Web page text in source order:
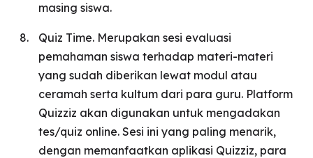
masing siswa.
Quiz Time. Merupakan sesi evaluasi
pemahaman siswa terhadap materi-materi
yang sudah diberikan lewat modul atau
ceramah serta kultum dari para guru. Platform
Quizziz akan digunakan untuk mengadakan
tes/quiz online. Sesi ini yang paling menarik,
dengan memanfaatkan aplikasi Quizziz, para